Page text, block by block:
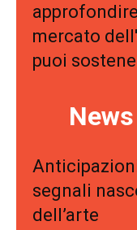
mercato
puoi
segnali
dell’arte